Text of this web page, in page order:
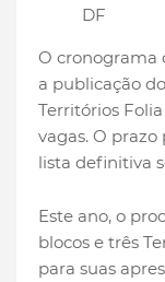
DF
O cronograma
a publicação
Territórios
vagas. O prazo
lista definitiva
Este ano, o
blocos e três
para suas